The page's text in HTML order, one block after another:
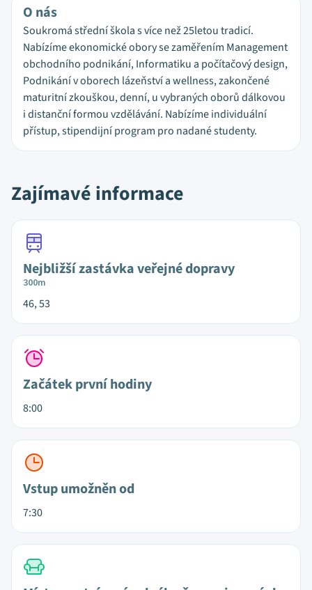
O nás
Soukromá střední škola s více než 25letou tradicí.
Nabízíme ekonomické obory se zaměřením Management
obchodního podnikání, Informatiku a počítačový design,
Podnikání v oborech lázeňství a wellness, zakončené
maturitní zkouškou, denní, u vybraných oborů dálkovou
i distanční formou vzdělávání. Nabízíme individuální
přístup, stipendijní program pro nadané studenty.
Zajímavé informace
Nejbližší zastávka veřejné dopravy
300m
46, 53
Začátek první hodiny
8:00
Vstup umožněn od
7:30